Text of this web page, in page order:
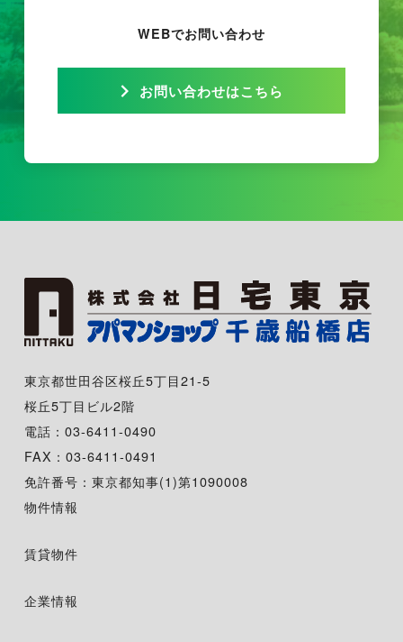
WEBでお問い合わせ
お問い合わせはこちら
東京都世田谷区桜丘5丁目21-5
桜丘5丁目ビル2階
電話：03-6411-0490
FAX：03-6411-0491
免許番号：東京都知事(1)第1090008
物件情報
賃貸物件
企業情報